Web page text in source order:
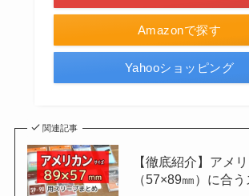
Amazonで探す
Yahooショッピング
関連記事
【徹底紹介】アメ
（57×89㎜）に合